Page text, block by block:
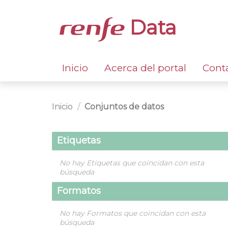
Data
Inicio Acerca del portal
Inicio Conjuntos de datos
Etiquetas
No hay Etiquetas que coincidan con esta
búsqueda
Formatos
No hay Formatos que coincidan con esta
búsqueda